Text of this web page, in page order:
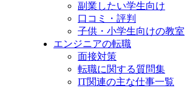
副業したい学生向け
口コミ・評判
子供・小学生向けの教室
エンジニアの転職
面接対策
転職に関する質問集
IT関連の主な仕事一覧